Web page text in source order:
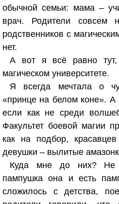
обычной семьи: мама –
врач. Родители совсем
родственников с
нет.
А вот я всё равно
магическом университете.
Я всегда мечтала о
«принце на белом коне». А
если как не среди
Факультет боевой магии
как на подбор,
девушки – вылитые
Куда мне до них? Не
пампушка она и есть
сложилось с детства,